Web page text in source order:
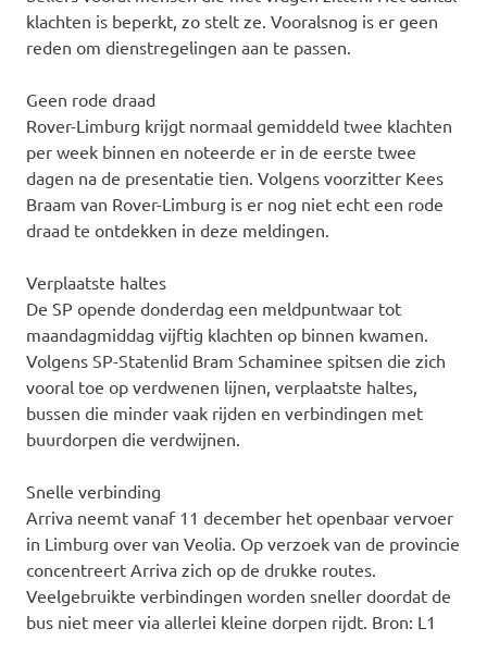
klachten is beperkt, zo stelt ze. Vooralsnog is er geen
reden om dienstregelingen aan te passen.
Geen rode draad
Rover-Limburg krijgt normaal gemiddeld twee klachten
per week binnen en noteerde er in de eerste twee
dagen na de presentatie tien. Volgens voorzitter Kees
Braam van Rover-Limburg is er nog niet echt een rode
draad te ontdekken in deze meldingen.
Verplaatste haltes
De SP opende donderdag een meldpuntwaar tot
maandagmiddag vijftig klachten op binnen kwamen.
Volgens SP-Statenlid Bram Schaminee spitsen die zich
vooral toe op verdwenen lijnen, verplaatste haltes,
bussen die minder vaak rijden en verbindingen met
buurdorpen die verdwijnen.
Snelle verbinding
Arriva neemt vanaf 11 december het openbaar vervoer
in Limburg over van Veolia. Op verzoek van de provincie
concentreert Arriva zich op de drukke routes.
Veelgebruikte verbindingen worden sneller doordat de
bus niet meer via allerlei kleine dorpen rijdt. Bron: L1